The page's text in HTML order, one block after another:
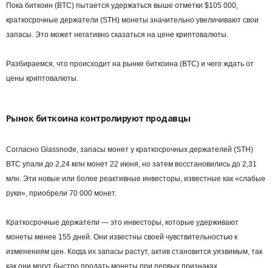
Пока биткоин (BTC) пытается удержаться выше отметки $105 000,
краткосрочные держатели (STH) монеты значительно увеличивают свои
запасы. Это может негативно сказаться на цене криптовалюты.
Разбираемся, что происходит на рынке биткоина (BTC) и чего ждать от
цены криптовалюты.
Рынок биткоина контролируют продавцы
Согласно Glassnode, запасы монет у краткосрочных держателей (STH)
BTC упали до 2,24 млн монет 22 июня, но затем восстановились до 2,31
млн. Эти новые или более реактивные инвесторы, известные как «слабые
руки», приобрели 70 000 монет.
Краткосрочные держатели — это инвесторы, которые удерживают
монеты менее 155 дней. Они известны своей чувствительностью к
изменениям цен. Когда их запасы растут, актив становится уязвимым, так
как они могут быстро продать монеты при первых признаках